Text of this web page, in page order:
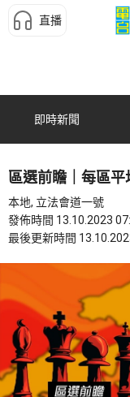
直播
即時新聞
區選前瞻｜每區
本地, 立法會道一號
發佈時間 13.10.2023
最後更新時間